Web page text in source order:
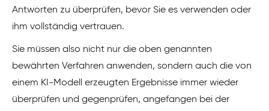
Antworten zu überprüfen, bevor Sie es verwenden oder
ihm vollständig vertrauen.
Sie müssen also nicht nur die oben genannten
bewährten Verfahren anwenden, sondern auch die von
einem KI-Modell erzeugten Ergebnisse immer wieder
überprüfen und gegenprüfen, angefangen bei der